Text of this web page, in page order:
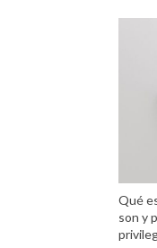
Qué
son y